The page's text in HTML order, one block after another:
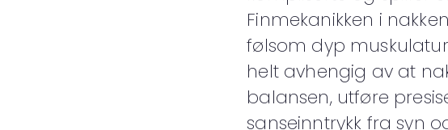
Finmekanikken i
følsom dyp
helt avhengig av at
balansen, utføre
sanseinntrykk fra syn